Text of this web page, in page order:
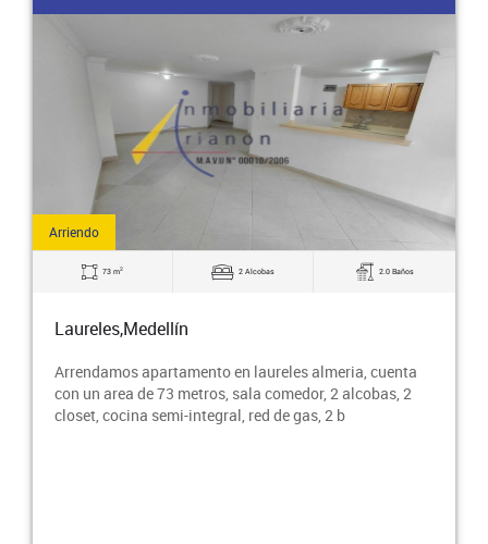
Arriendo
73 m2 2 Alcobas 2.0 Baños
Laureles,Medellín
Arrendamos apartamento en laureles almeria, cuenta
con un area de 73 metros, sala comedor, 2 alcobas, 2
closet, cocina semi-integral, red de gas, 2 b